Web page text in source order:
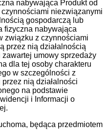
nabywająca Produkt od
niezwiązanymi
gospodarczą lub
fizyczna nabywająca
związku z czynnościami
przez nią działalnością
umowy sprzedaży
dla tej osoby charakteru
w szczególności z
nią działalności
na podstawie
i Informacji o
będąca przedmiotem